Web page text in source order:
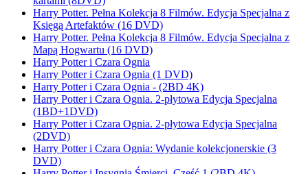
Harry Potter. Pełna Kolekcja 8 Filmów. Edycja Specjalna z
Księgą Artefaktów (16 DVD)
Harry Potter. Pełna Kolekcja 8 Filmów. Edycja Specjalna z
Mapą Hogwartu (16 DVD)
Harry Potter i Czara Ognia
Harry Potter i Czara Ognia (1 DVD)
Harry Potter i Czara Ognia - (2BD 4K)
Harry Potter i Czara Ognia. 2-płytowa Edycja Specjalna
(1BD+1DVD)
Harry Potter i Czara Ognia. 2-płytowa Edycja Specjalna
(2DVD)
Harry Potter i Czara Ognia: Wydanie kolekcjonerskie (3
DVD)